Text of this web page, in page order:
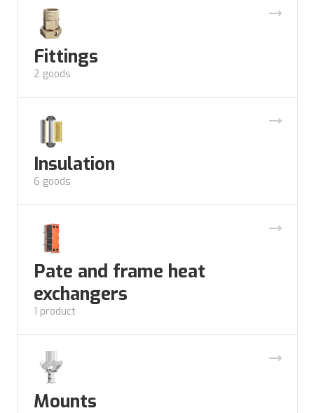
Fittings
2 goods
Insulation
6 goods
Pate and frame heat
exchangers
1 product
Mounts